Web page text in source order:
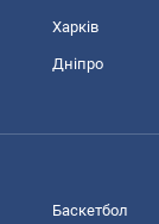
Харків
Дніпро
Баскетбол